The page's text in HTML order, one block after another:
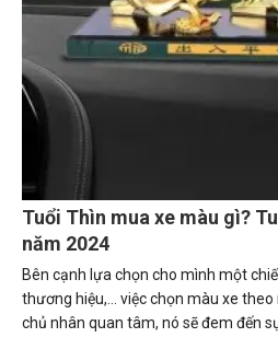
Tuổi Thìn mua xe màu gì?
năm 2024
Bên cạnh lựa chọn cho mình một
thương hiệu,... việc chọn màu xe
chủ nhân quan tâm, nó sẽ đem đến